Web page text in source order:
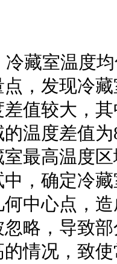
冷藏室温度
点，发现冷
差值较大，
的温度差值
室最高温度
中，确定冷
何中心点，
忽略，导致
的情况，致